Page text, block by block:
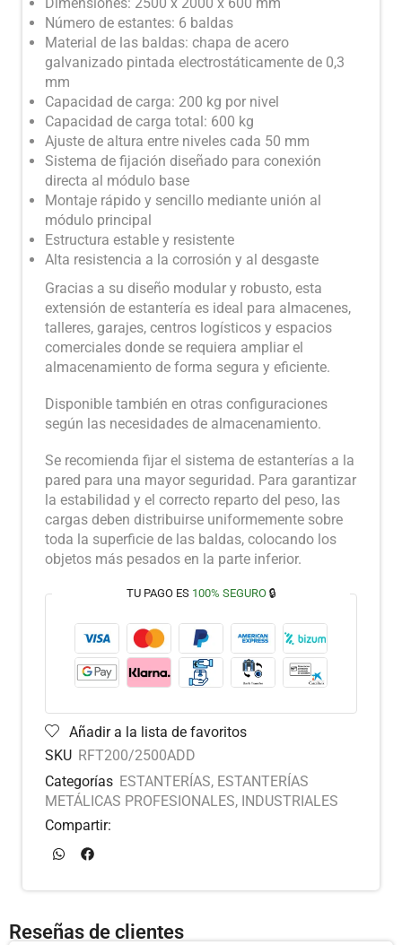
Dimensiones: 2500 x 2000 x 600 mm
Número de estantes: 6 baldas
Material de las baldas: chapa de acero
galvanizado pintada electrostáticamente de 0,3
mm
Capacidad de carga: 200 kg por nivel
Capacidad de carga total: 600 kg
Ajuste de altura entre niveles cada 50 mm
Sistema de fijación diseñado para conexión
directa al módulo base
Montaje rápido y sencillo mediante unión al
módulo principal
Estructura estable y resistente
Alta resistencia a la corrosión y al desgaste
Gracias a su diseño modular y robusto, esta
extensión de estantería es ideal para almacenes,
talleres, garajes, centros logísticos y espacios
comerciales donde se requiera ampliar el
almacenamiento de forma segura y eficiente.
Disponible también en otras configuraciones
según las necesidades de almacenamiento.
Se recomienda fijar el sistema de estanterías a la
pared para una mayor seguridad. Para garantizar
la estabilidad y el correcto reparto del peso, las
cargas deben distribuirse uniformemente sobre
toda la superficie de las baldas, colocando los
objetos más pesados en la parte inferior.
TU PAGO ES 100% SEGURO🔒
Añadir a la lista de favoritos
SKU RFT200/2500ADD
Categorías ESTANTERÍAS, ESTANTERÍAS
METÁLICAS PROFESIONALES, INDUSTRIALES
Compartir:
Reseñas de clientes